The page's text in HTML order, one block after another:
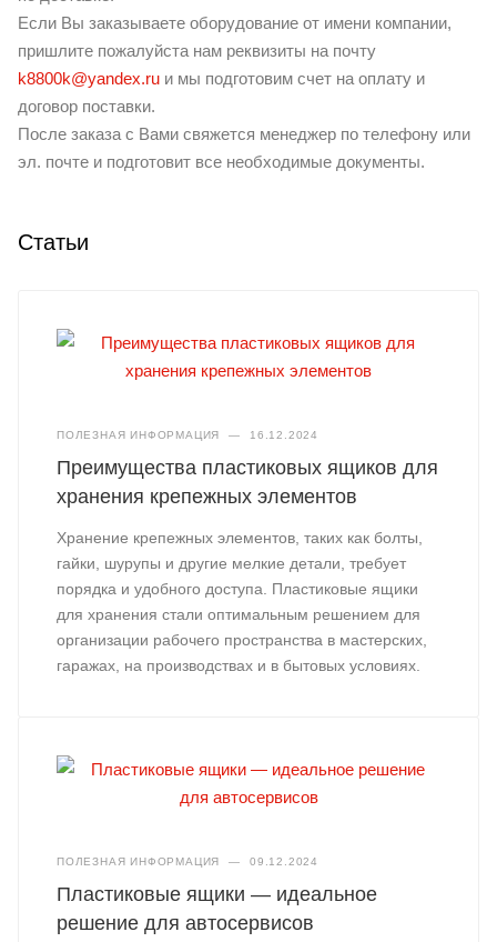
Если Вы заказываете оборудование от имени компании,
пришлите пожалуйста нам реквизиты на почту
k8800k@yandex.ru и мы подготовим счет на оплату и
договор поставки.
После заказа с Вами свяжется менеджер по телефону или
эл. почте и подготовит все необходимые документы.
Статьи
ПОЛЕЗНАЯ ИНФОРМАЦИЯ — 16.12.2024
Преимущества пластиковых ящиков для
хранения крепежных элементов
Хранение крепежных элементов, таких как болты,
гайки, шурупы и другие мелкие детали, требует
порядка и удобного доступа. Пластиковые ящики
для хранения стали оптимальным решением для
организации рабочего пространства в мастерских,
гаражах, на производствах и в бытовых условиях.
ПОЛЕЗНАЯ ИНФОРМАЦИЯ — 09.12.2024
Пластиковые ящики — идеальное
решение для автосервисов